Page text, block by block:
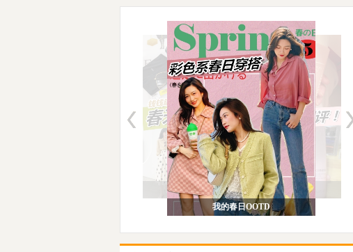
秋冬润唇膏测评！
春日购物欲UP！
我的春日OOTD